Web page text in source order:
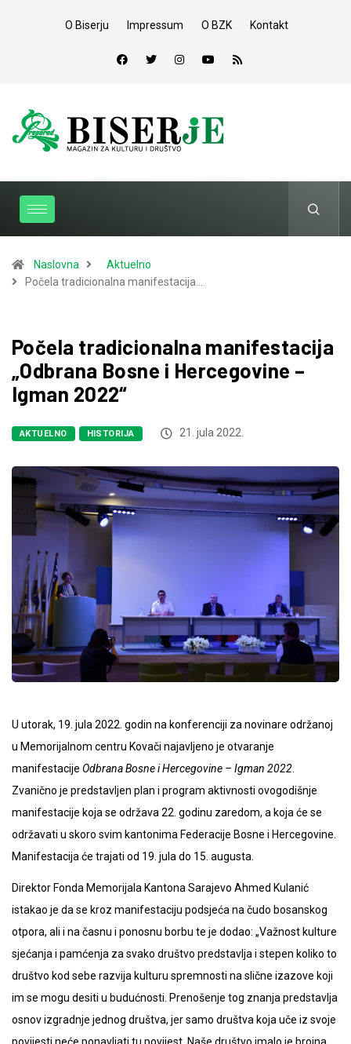
O Biserju Impressum O BZK Kontakt
Naslovna
Aktuelno
Počela tradicionalna manifestacija…
Počela tradicionalna manifestacija
„Odbrana Bosne i Hercegovine –
Igman 2022“
AKTUELNO HISTORIJA 21. jula 2022.
U utorak, 19. jula 2022. godin na konferenciji za novinare održanoj
u Memorijalnom centru Kovači najavljeno je otvaranje
manifestacije Odbrana Bosne i Hercegovine – Igman 2022.
Zvanično je predstavljen plan i program aktivnosti ovogodišnje
manifestacije koja se održava 22. godinu zaredom, a koja će se
održavati u skoro svim kantonima Federacije Bosne i Hercegovine.
Manifestacija će trajati od 19. jula do 15. augusta.
Direktor Fonda Memorijala Kantona Sarajevo Ahmed Kulanić
istakao je da se kroz manifestaciju podsjeća na čudo bosanskog
otpora, ali i na časnu i ponosnu borbu te je dodao: „Važnost kulture
sjećanja i pamćenja za svako društvo predstavlja i stepen koliko to
društvo kod sebe razvija kulturu spremnosti na slične izazove koji
im se mogu desiti u budućnosti. Prenošenje tog znanja predstavlja
osnov izgradnje jednog društva, jer samo društva koja uče iz svoje